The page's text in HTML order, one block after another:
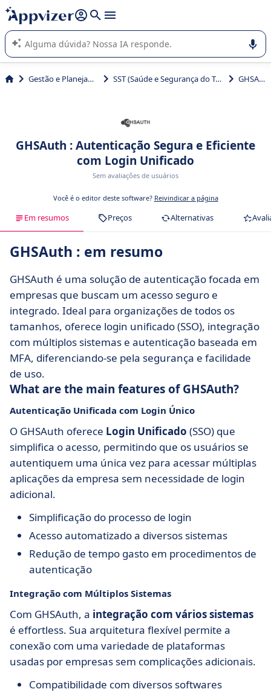
de nossa IA (várias linhas com
A IA do Appvizer o orienta no uso ou na seleção de software
SaaS para sua empresa.
Gestão e Planejamento SST (Saúde e Segurança do Trabalho) GHSAuth
GHSAuth : Autenticação Segura e Eficiente
com Login Unificado
Sem avaliações de usuários
Você é o editor deste software? Reivindicar a página
Em resumos Preços Alternativas
GHSAuth : em resumo
GHSAuth é uma solução de autenticação focada em
empresas que buscam um acesso seguro e
integrado. Ideal para organizações de todos os
tamanhos, oferece login unificado (SSO), integração
com múltiplos sistemas e autenticação baseada em
MFA, diferenciando-se pela segurança e facilidade
de uso.
What are the main features of GHSAuth?
Autenticação Unificada com Login Único
O GHSAuth oferece Login Unificado (SSO) que
simplifica o acesso, permitindo que os usuários se
autentiquem uma única vez para acessar múltiplas
aplicações da empresa sem necessidade de login
adicional.
Simplificação do processo de login
Acesso automatizado a diversos sistemas
Redução de tempo gasto em procedimentos de
autenticação
Integração com Múltiplos Sistemas
Com GHSAuth, a integração com vários sistemas
é effortless. Sua arquitetura flexível permite a
conexão com uma variedade de plataformas
usadas por empresas sem complicações adicionais.
Compatibilidade com diversos softwares